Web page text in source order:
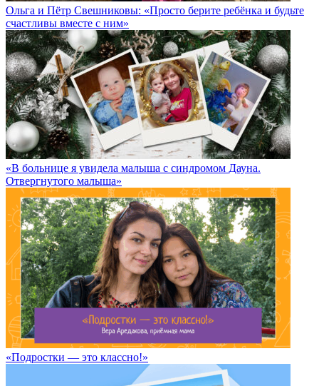
Ольга и Пётр Свешниковы: «Просто берите ребёнка и будьте
счастливы вместе с ним»
«В больнице я увидела малыша с синдромом Дауна.
Отвергнутого малыша»
«Подростки — это классно!»